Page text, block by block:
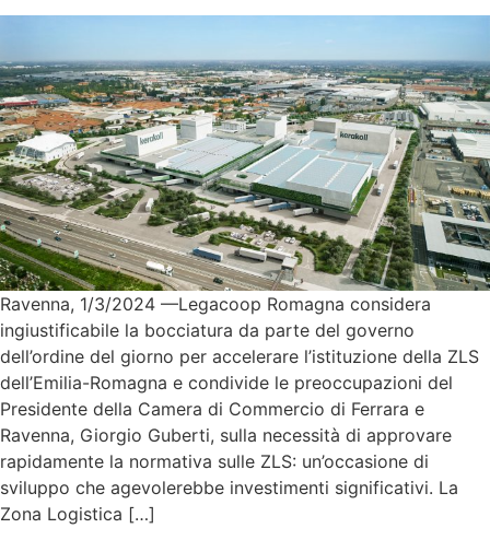
Ravenna, 1/3/2024 —Legacoop Romagna considera
ingiustificabile la bocciatura da parte del governo
dell’ordine del giorno per accelerare l’istituzione della ZLS
dell’Emilia-Romagna e condivide le preoccupazioni del
Presidente della Camera di Commercio di Ferrara e
Ravenna, Giorgio Guberti, sulla necessità di approvare
rapidamente la normativa sulle ZLS: un’occasione di
sviluppo che agevolerebbe investimenti significativi. La
Zona Logistica […]